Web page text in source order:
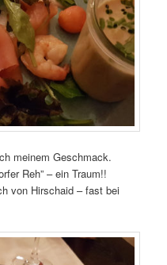
meinem Geschmack.
Reh” – ein Traum!!
von Hirschaid – fast bei